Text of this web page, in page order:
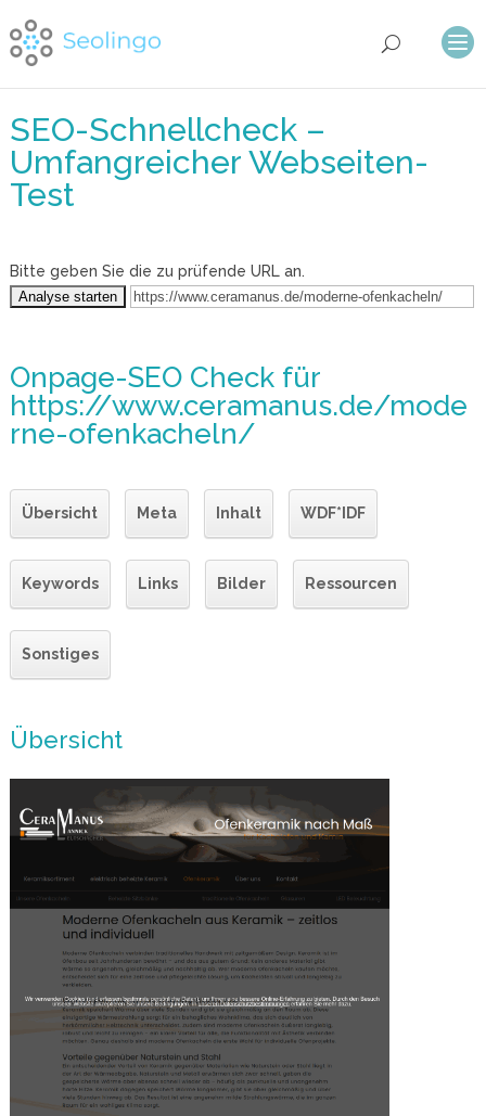
SEO-Schnellcheck –
Umfangreicher Webseiten-
Test
Bitte geben Sie die zu prüfende URL an.
Onpage-SEO Checkfür
https://www.ceramanus.de/mode
rne-ofenkacheln/
Übersicht Meta Inhalt WDF*IDF
Keywords Links Bilder Ressourcen
Sonstiges
Übersicht